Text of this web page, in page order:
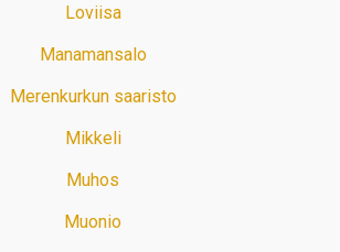
Loviisa
Manamansalo
Merenkurkun saaristo
Mikkeli
Muhos
Muonio